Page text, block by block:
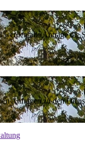
werden alle Anträge die
Anfragen zu den